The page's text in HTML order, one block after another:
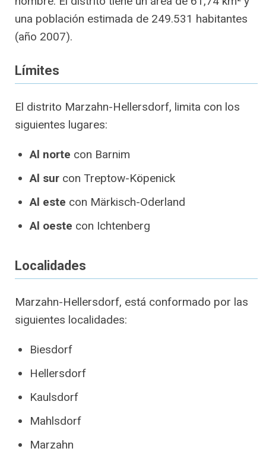
una población estimada de 249.531 habitantes
(año 2007).
Límites
El distrito Marzahn-Hellersdorf, limita con los
siguientes lugares:
Al norte con Barnim
Al sur con Treptow-Köpenick
Al este con Märkisch-Oderland
Al oeste con Ichtenberg
Localidades
Marzahn-Hellersdorf, está conformado por las
siguientes localidades:
Biesdorf
Hellersdorf
Kaulsdorf
Mahlsdorf
Marzahn